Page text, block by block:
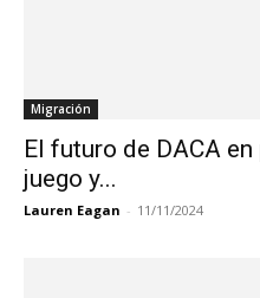
Migración
El futuro de DACA
juego y...
Lauren Eagan - 11/11/2024